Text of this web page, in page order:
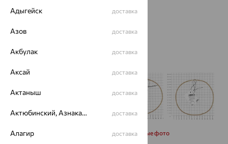
Запросить дополнительные фото
Адыгейск доставка
Азов доставка
Акбулак доставка
Аксай доставка
Актаныш доставка
Актюбинский, Азнакаевский район доставка
Алагир доставка